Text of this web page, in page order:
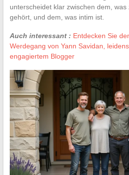
unterscheidet klar zwischen dem,
gehört, und dem, was intim ist.
Auch interessant : Entdecken Sie
Werdegang von Yann Savidan,
engagiertem Blogger